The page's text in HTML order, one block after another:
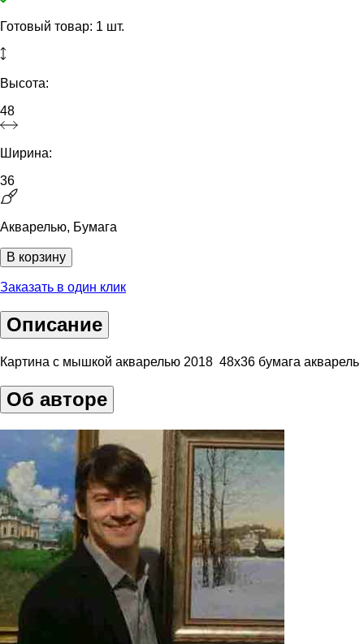
Готовый товар: 1 шт.
Высота:
48
Ширина:
36
Акварелью, Бумага
В корзину
Заказать в один клик
Описание
Картина с мышкой акварелью 2018 48х36 бумага акварель
Об авторе